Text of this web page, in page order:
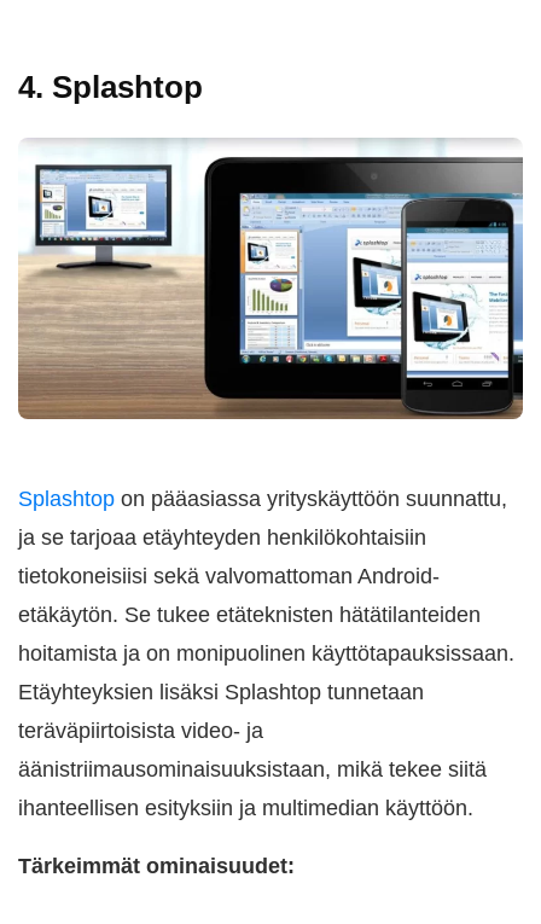
4. Splashtop
Splashtop on pääasiassa yrityskäyttöön suunnattu,
ja se tarjoaa etäyhteyden henkilökohtaisiin
tietokoneisiisi sekä valvomattoman Android-
etäkäytön. Se tukee etäteknisten hätätilanteiden
hoitamista ja on monipuolinen käyttötapauksissaan.
Etäyhteyksien lisäksi Splashtop tunnetaan
teräväpiirtoisista video- ja
äänistriimausominaisuuksistaan, mikä tekee siitä
ihanteellisen esityksiin ja multimedian käyttöön.
Tärkeimmät ominaisuudet: